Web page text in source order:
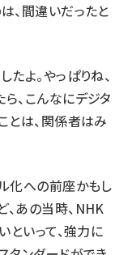
、間違いだったと
よ。やっぱりね、
、こんなにデジタ
とは、関係者はみ
化への前座かもし
あの当時、NHK
といって、強力に